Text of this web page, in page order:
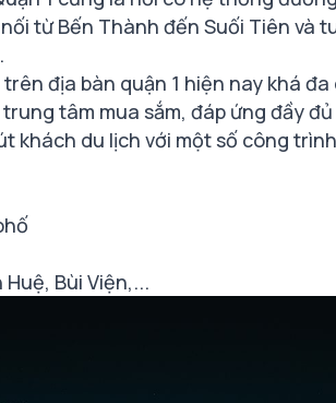
từ Bến Thành đến Suối Tiên và
địa bàn quận 1 hiện nay khá
tâm mua sắm, đáp ứng đầy
khách du lịch với một số công
Bùi Viện,...